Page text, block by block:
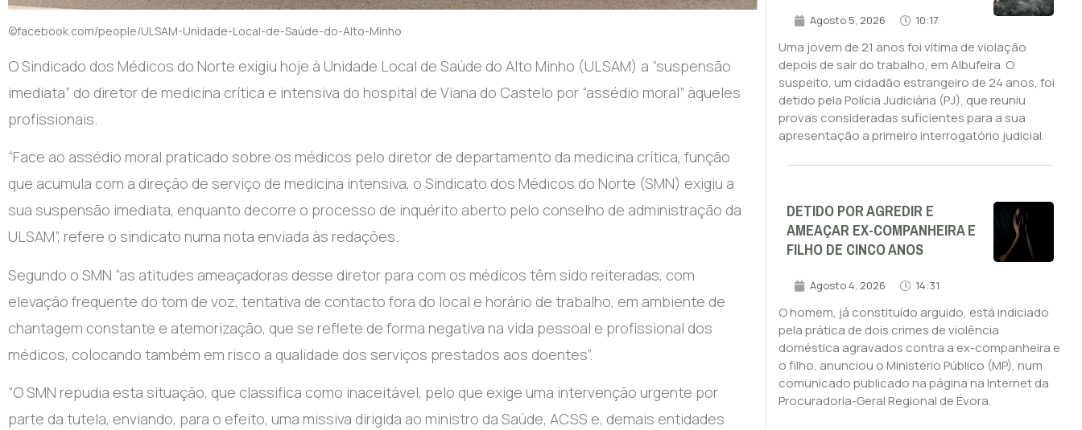
©facebook.com/people/ULSAM-Unidade-Local-de-Saúde-do-Alto-Minho
O Sindicado dos Médicos do Norte exigiu hoje à Unidade Local de Saúde do Alto Minho (ULSAM) a “suspensão
imediata” do diretor de medicina crítica e intensiva do hospital de Viana do Castelo por “assédio moral” àqueles
profissionais.
“Face ao assédio moral praticado sobre os médicos pelo diretor de departamento da medicina crítica, função
que acumula com a direção de serviço de medicina intensiva, o Sindicato dos Médicos do Norte (SMN) exigiu a
sua suspensão imediata, enquanto decorre o processo de inquérito aberto pelo conselho de administração da
ULSAM”, refere o sindicato numa nota enviada às redações.
Segundo o SMN “as atitudes ameaçadoras desse diretor para com os médicos têm sido reiteradas, com
elevação frequente do tom de voz, tentativa de contacto fora do local e horário de trabalho, em ambiente de
chantagem constante e atemorização, que se reflete de forma negativa na vida pessoal e profissional dos
médicos, colocando também em risco a qualidade dos serviços prestados aos doentes”.
“O SMN repudia esta situação, que classifica como inaceitável, pelo que exige uma intervenção urgente por
parte da tutela, enviando, para o efeito, uma missiva dirigida ao ministro da Saúde, ACSS e, demais entidades
Agosto 5, 2026 10:17
Uma jovem de 21 anos foi vítima de violação
depois de sair do trabalho, em Albufeira. O
suspeito, um cidadão estrangeiro de 24 anos, foi
detido pela Polícia Judiciária (PJ), que reuniu
provas consideradas suficientes para a sua
apresentação a primeiro interrogatório judicial.
DETIDO POR AGREDIR E
AMEAÇAR EX-COMPANHEIRA E
FILHO DE CINCO ANOS
Agosto 4, 2026 14:31
O homem, já constituído arguido, está indiciado
pela prática de dois crimes de violência
doméstica agravados contra a ex-companheira e
o filho, anunciou o Ministério Público (MP), num
comunicado publicado na página na Internet da
Procuradoria-Geral Regional de Évora.